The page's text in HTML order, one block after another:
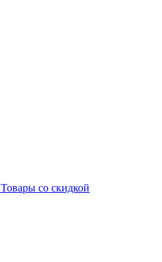
Товары со скидкой